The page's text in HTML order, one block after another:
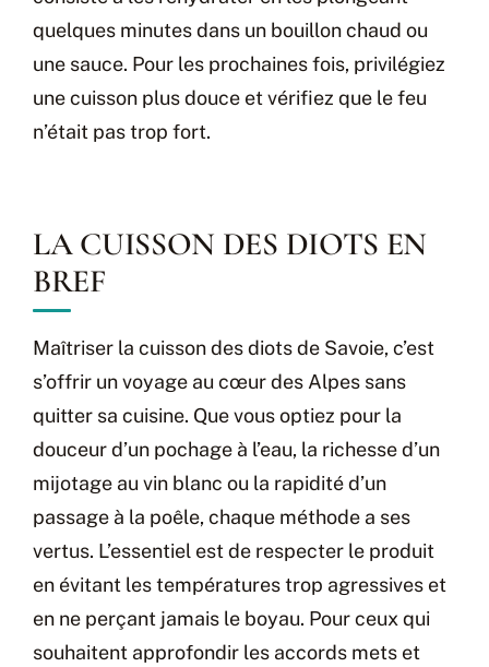
quelques minutes dans un bouillon chaud ou
une sauce. Pour les prochaines fois, privilégiez
une cuisson plus douce et vérifiez que le feu
n’était pas trop fort.
LA CUISSON DES DIOTS EN
BREF
Maîtriser la cuisson des diots de Savoie, c’est
s’offrir un voyage au cœur des Alpes sans
quitter sa cuisine. Que vous optiez pour la
douceur d’un pochage à l’eau, la richesse d’un
mijotage au vin blanc ou la rapidité d’un
passage à la poêle, chaque méthode a ses
vertus. L’essentiel est de respecter le produit
en évitant les températures trop agressives et
en ne perçant jamais le boyau. Pour ceux qui
souhaitent approfondir les accords mets et